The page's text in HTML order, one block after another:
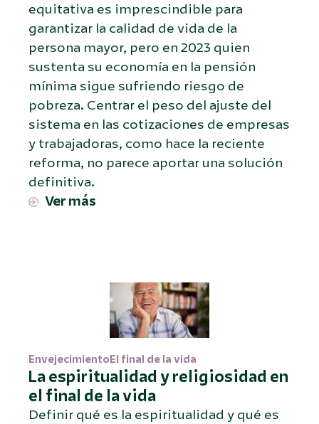
equitativa es imprescindible para
garantizar la calidad de vida de la
persona mayor, pero en 2023 quien
sustenta su economía en la pensión
mínima sigue sufriendo riesgo de
pobreza. Centrar el peso del ajuste del
sistema en las cotizaciones de empresas
y trabajadoras, como hace la reciente
reforma, no parece aportar una solución
definitiva.
Ver más
EnvejecimientoEl final de la vida
La espiritualidad y religiosidad en
el final de la vida
Definir qué es la espiritualidad y qué es